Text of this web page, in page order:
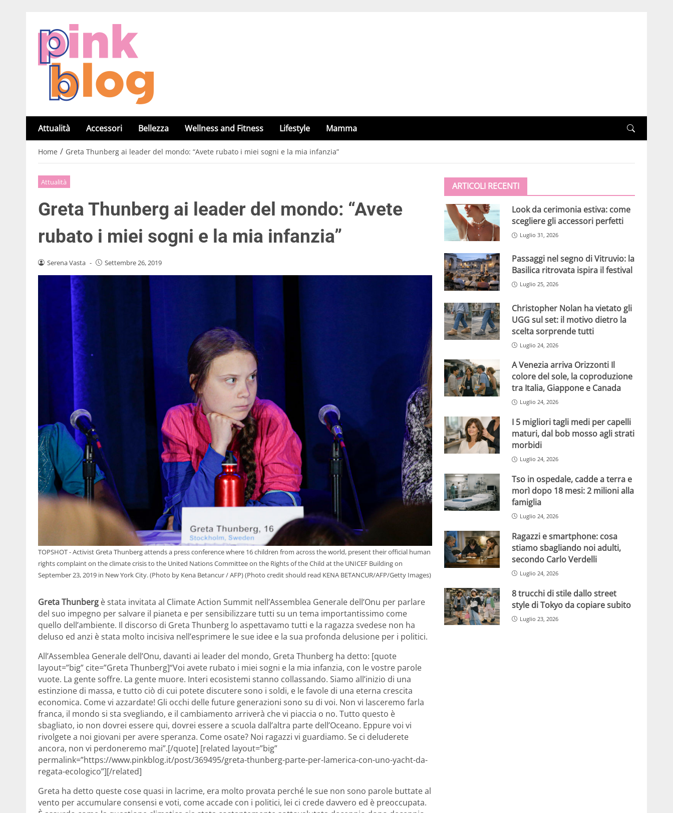
Attualità Accessori Bellezza Wellness and Fitness Lifestyle Mamma
Home / Greta Thunberg ai leader del mondo: “Avete rubato i miei sogni e la mia infanzia”
Attualità
Greta Thunberg ai leader del mondo: “Avete
rubato i miei sogni e la mia infanzia”
Serena Vasta - Settembre 26, 2019
TOPSHOT - Activist Greta Thunberg attends a press conference where 16 children from across the world, present their official human
rights complaint on the climate crisis to the United Nations Committee on the Rights of the Child at the UNICEF Building on
September 23, 2019 in New York City. (Photo by Kena Betancur / AFP) (Photo credit should read KENA BETANCUR/AFP/Getty Images)
Greta Thunberg è stata invitata al Climate Action Summit nell’Assemblea Generale dell’Onu per parlare
del suo impegno per salvare il pianeta e per sensibilizzare tutti su un tema importantissimo come
quello dell’ambiente. Il discorso di Greta Thunberg lo aspettavamo tutti e la ragazza svedese non ha
deluso ed anzi è stata molto incisiva nell’esprimere le sue idee e la sua profonda delusione per i politici.
All’Assemblea Generale dell’Onu, davanti ai leader del mondo, Greta Thunberg ha detto: [quote
layout=”big” cite=”Greta Thunberg]“Voi avete rubato i miei sogni e la mia infanzia, con le vostre parole
vuote. La gente soffre. La gente muore. Interi ecosistemi stanno collassando. Siamo all’inizio di una
estinzione di massa, e tutto ciò di cui potete discutere sono i soldi, e le favole di una eterna crescita
economica. Come vi azzardate! Gli occhi delle future generazioni sono su di voi. Non vi lasceremo farla
franca, il mondo si sta svegliando, e il cambiamento arriverà che vi piaccia o no. Tutto questo è
sbagliato, io non dovrei essere qui, dovrei essere a scuola dall’altra parte dell’Oceano. Eppure voi vi
rivolgete a noi giovani per avere speranza. Come osate? Noi ragazzi vi guardiamo. Se ci deluderete
ancora, non vi perdoneremo mai”.[/quote] [related layout=”big”
permalink=”https://www.pinkblog.it/post/369495/greta-thunberg-parte-per-lamerica-con-uno-yacht-da-
regata-ecologico”][/related]
Greta ha detto queste cose quasi in lacrime, era molto provata perché le sue non sono parole buttate al
vento per accumulare consensi e voti, come accade con i politici, lei ci crede davvero ed è preoccupata.
ARTICOLI RECENTI
Look da cerimonia estiva: come
scegliere gli accessori perfetti
Luglio 31, 2026
Passaggi nel segno di Vitruvio: la
Basilica ritrovata ispira il festival
Luglio 25, 2026
Christopher Nolan ha vietato gli
UGG sul set: il motivo dietro la
scelta sorprende tutti
Luglio 24, 2026
A Venezia arriva Orizzonti Il
colore del sole, la coproduzione
tra Italia, Giappone e Canada
Luglio 24, 2026
I 5 migliori tagli medi per capelli
maturi, dal bob mosso agli strati
morbidi
Luglio 24, 2026
Tso in ospedale, cadde a terra e
morì dopo 18 mesi: 2 milioni alla
famiglia
Luglio 24, 2026
Ragazzi e smartphone: cosa
stiamo sbagliando noi adulti,
secondo Carlo Verdelli
Luglio 24, 2026
8 trucchi di stile dallo street
style di Tokyo da copiare subito
Luglio 23, 2026